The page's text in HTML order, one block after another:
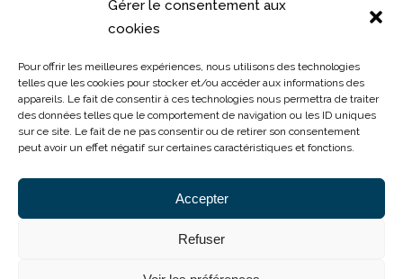
Gérer le consentement aux
cookies
Pour offrir les meilleures expériences, nous utilisons des technologies
telles que les cookies pour stocker et/ou accéder aux informations des
appareils. Le fait de consentir à ces technologies nous permettra de traiter
des données telles que le comportement de navigation ou les ID uniques
sur ce site. Le fait de ne pas consentir ou de retirer son consentement
peut avoir un effet négatif sur certaines caractéristiques et fonctions.
Accepter
Refuser
5 rue du Colonel Moll
75017 Paris